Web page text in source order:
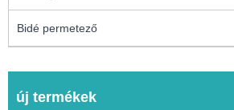
Bidé permetező
új termékek